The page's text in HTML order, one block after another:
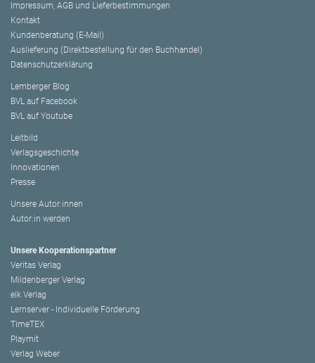
Impressum, AGB und Lieferbestimmungen
Kontakt
Kundenberatung (E-Mail)
Auslieferung (Direktbestellung für den Buchhandel)
Datenschutzerklärung
Lemberger Blog
BVL auf Facebook
BVL auf Youtube
Leitbild
Verlagsgeschichte
Innovationen
Presse
Unsere Autor:innen
Autor:in werden
Unsere Kooperationspartner
Veritas Verlag
Mildenberger Verlag
elk Verlag
Lernserver - Individuelle Förderung
TimeTEX
Playmit
Verlag Weber